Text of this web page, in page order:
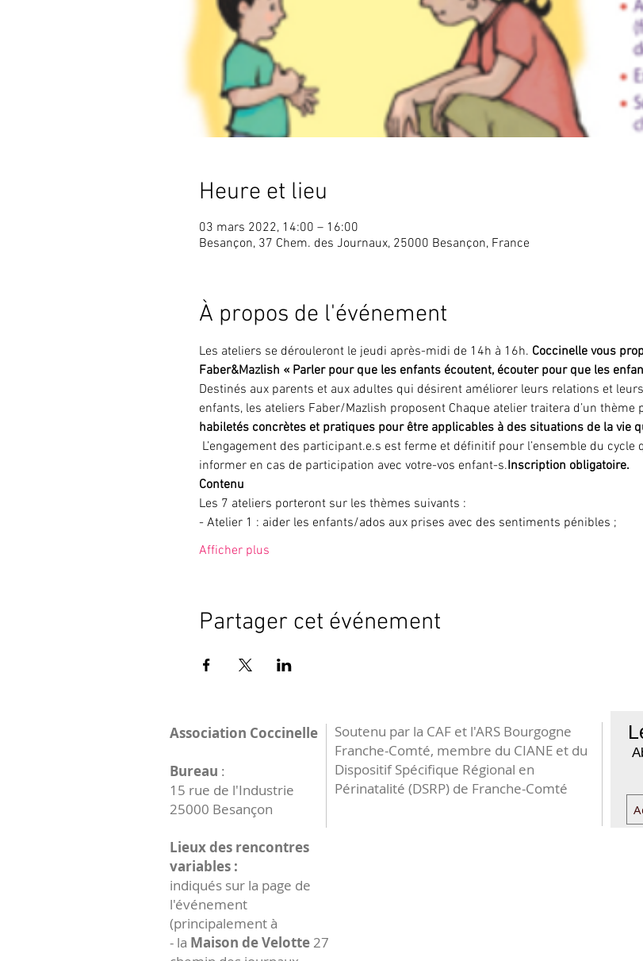
Heure et lieu
03 mars 2022, 14:00 – 16:00
Besançon, 37 Chem. des Journaux, 25000 Besançon, France
À propos de l'événement
Les ateliers se dérouleront le jeudi après-midi de 14h à 16h. Coccinelle vous
Faber&Mazlish « Parler pour que les enfants écoutent, écouter pour que les
Destinés aux parents et aux adultes qui désirent améliorer leurs relations et
enfants, les ateliers Faber/Mazlish proposent Chaque atelier traitera d’un
habiletés concrètes et pratiques pour être applicables à des situations de la vie
informer en cas de participation avec votre-vos enfant-s.Inscription obligatoire.
Contenu
Les 7 ateliers porteront sur les thèmes suivants :
- Atelier 1 : aider les enfants/ados aux prises avec des sentiments pénibles ;
Afficher plus
Partager cet événement
Association Coccinelle
Bureau :
15 rue de l'Industrie
25000 Besançon
Lieux des rencontres
variables :
indiqués sur la page de
l'événement
(principalement à
- la Maison de Velotte27
Soutenu par la CAF et l'ARS Bourgogne
Franche-Comté, membre du CIANE et du
Dispositif Spécifique Régional en
Périnatalité (DSRP) de Franche-Comté